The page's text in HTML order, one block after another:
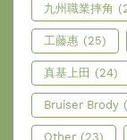
九州職業摔角
工藤惠 (25)
真基上田 (24)
Bruiser Brody
Other (23)